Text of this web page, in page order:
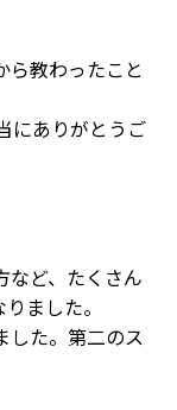
ら教わったこと
にありがとうご
など、たくさん
ました。
した。第二のス